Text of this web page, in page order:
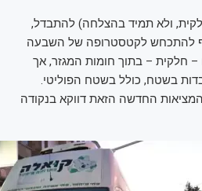
ולא תמיד בהצלחה) להתבדל,
להתכחש לקטסטרופה של השבעה
– חלקית – בתוך חומות המגזר, אך
בשטח, כולל בשטח הפוליטי.
החדשה הזאת דווקא בנקודה